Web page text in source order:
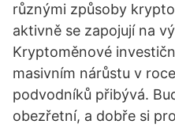
různými způsoby
aktivně se zapojují na
Kryptoměnové
masivním nárůstu v
podvodníků přibývá.
obezřetní, a dobře si